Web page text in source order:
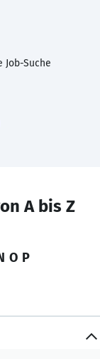
Suche
A bis Z
O P